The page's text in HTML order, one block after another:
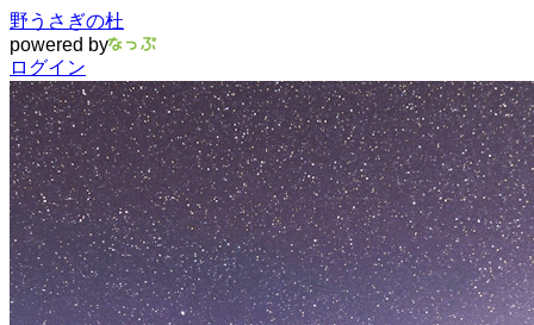
野うさぎの杜
powered by
ログイン